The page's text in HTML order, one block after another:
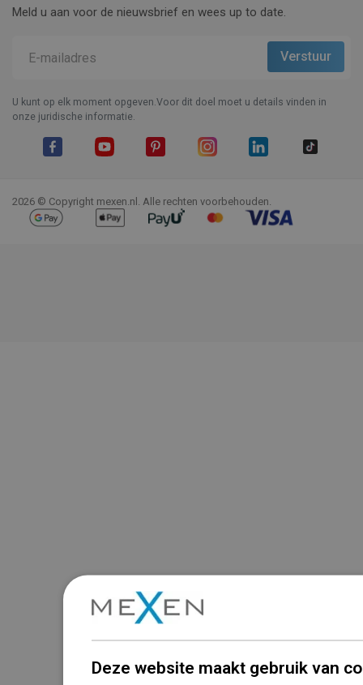
Meld u aan voor de nieuwsbrief en wees up to date.
U kunt op elk moment opgeven.Voor dit doel moet u details vinden in
onze juridische informatie.
2026 © Copyright mexen.nl. Alle rechten voorbehouden.
Deze website maakt gebruik van